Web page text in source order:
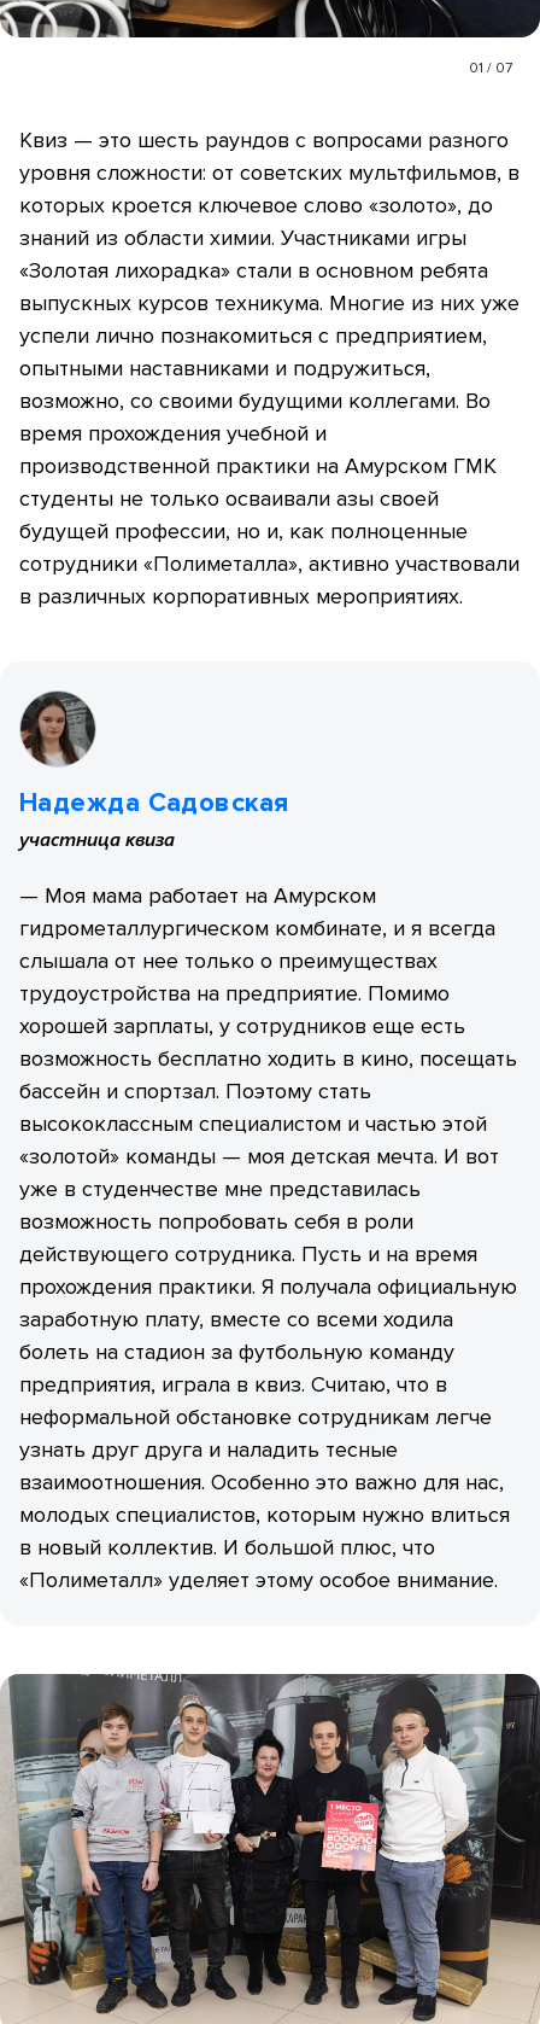
01 / 07
Квиз — это шесть раундов с вопросами разного
уровня сложности: от советских мультфильмов, в
которых кроется ключевое слово «золото», до
знаний из области химии. Участниками игры
«Золотая лихорадка» стали в основном ребята
выпускных курсов техникума. Многие из них уже
успели лично познакомиться с предприятием,
опытными наставниками и подружиться,
возможно, со своими будущими коллегами. Во
время прохождения учебной и
производственной практики на Амурском ГМК
студенты не только осваивали азы своей
будущей профессии, но и, как полноценные
сотрудники «Полиметалла», активно участвовали
в различных корпоративных мероприятиях.
Надежда Садовская
участница квиза
— Моя мама работает на Амурском
гидрометаллургическом комбинате, и я всегда
слышала от нее только о преимуществах
трудоустройства на предприятие. Помимо
хорошей зарплаты, у сотрудников еще есть
возможность бесплатно ходить в кино, посещать
бассейн и спортзал. Поэтому стать
высококлассным специалистом и частью этой
«золотой» команды — моя детская мечта. И вот
уже в студенчестве мне представилась
возможность попробовать себя в роли
действующего сотрудника. Пусть и на время
прохождения практики. Я получала официальную
заработную плату, вместе со всеми ходила
болеть на стадион за футбольную команду
предприятия, играла в квиз. Считаю, что в
неформальной обстановке сотрудникам легче
узнать друг друга и наладить тесные
взаимоотношения. Особенно это важно для нас,
молодых специалистов, которым нужно влиться
в новый коллектив. И большой плюс, что
«Полиметалл» уделяет этому особое внимание.